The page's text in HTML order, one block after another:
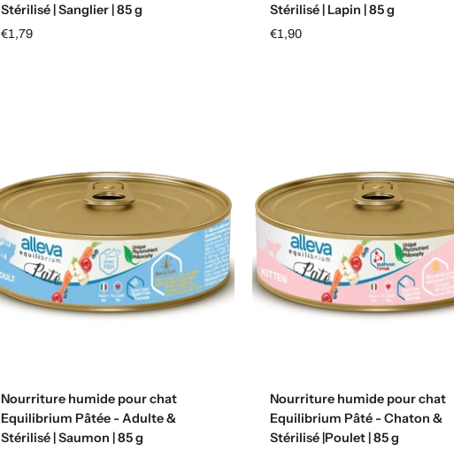
Stérilisé | Sanglier | 85 g
€1,79
Stérilisé | Lapin | 85 g
€1,90
Nourriture humide pour chat
Equilibrium Pâtée - Adulte &
Stérilisé | Saumon | 85 g
Nourriture humide pour chat
Equilibrium Pâté - Chaton &
Stérilisé |Poulet | 85 g